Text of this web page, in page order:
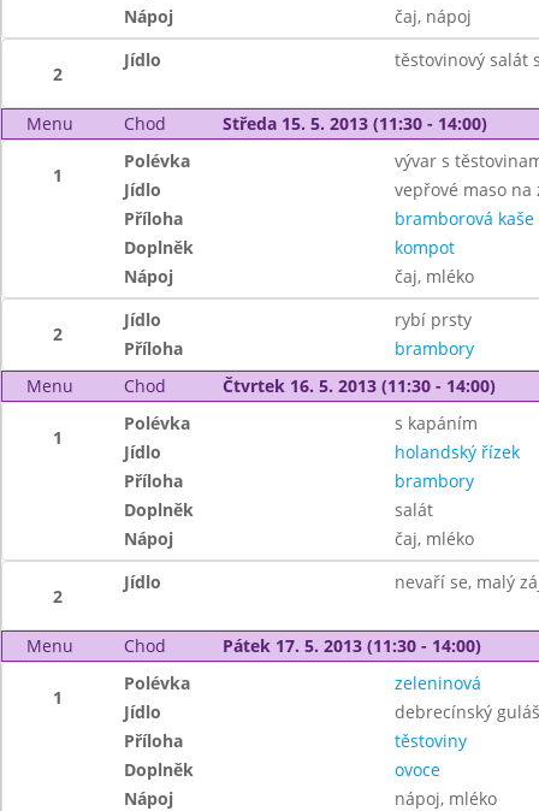
Nápoj
čaj, nápoj
2
Jídlo těstovinový salát
Menu Chod Středa 15. 5. 2013 (11:30 - 14:00)
1
Polévka
vývar s
Jídlo
vepřové maso na
Příloha
bramborová kaše
Doplněk
kompot
Nápoj
čaj, mléko
2
Jídlo
rybí prsty
Příloha
brambory
Menu
Chod Čtvrtek 16. 5. 2013 (11:30 - 14:00)
1
Polévka
s kapáním
Jídlo
holandský řízek
Příloha
brambory
Doplněk
salát
Nápoj
čaj, mléko
2
Jídlo nevaří se, malý
Menu Chod Pátek 17. 5. 2013 (11:30 - 14:00)
1
Polévka
zeleninová
Jídlo
debrecínský guláš
Příloha
těstoviny
Doplněk
ovoce
Nápoj
nápoj, mléko